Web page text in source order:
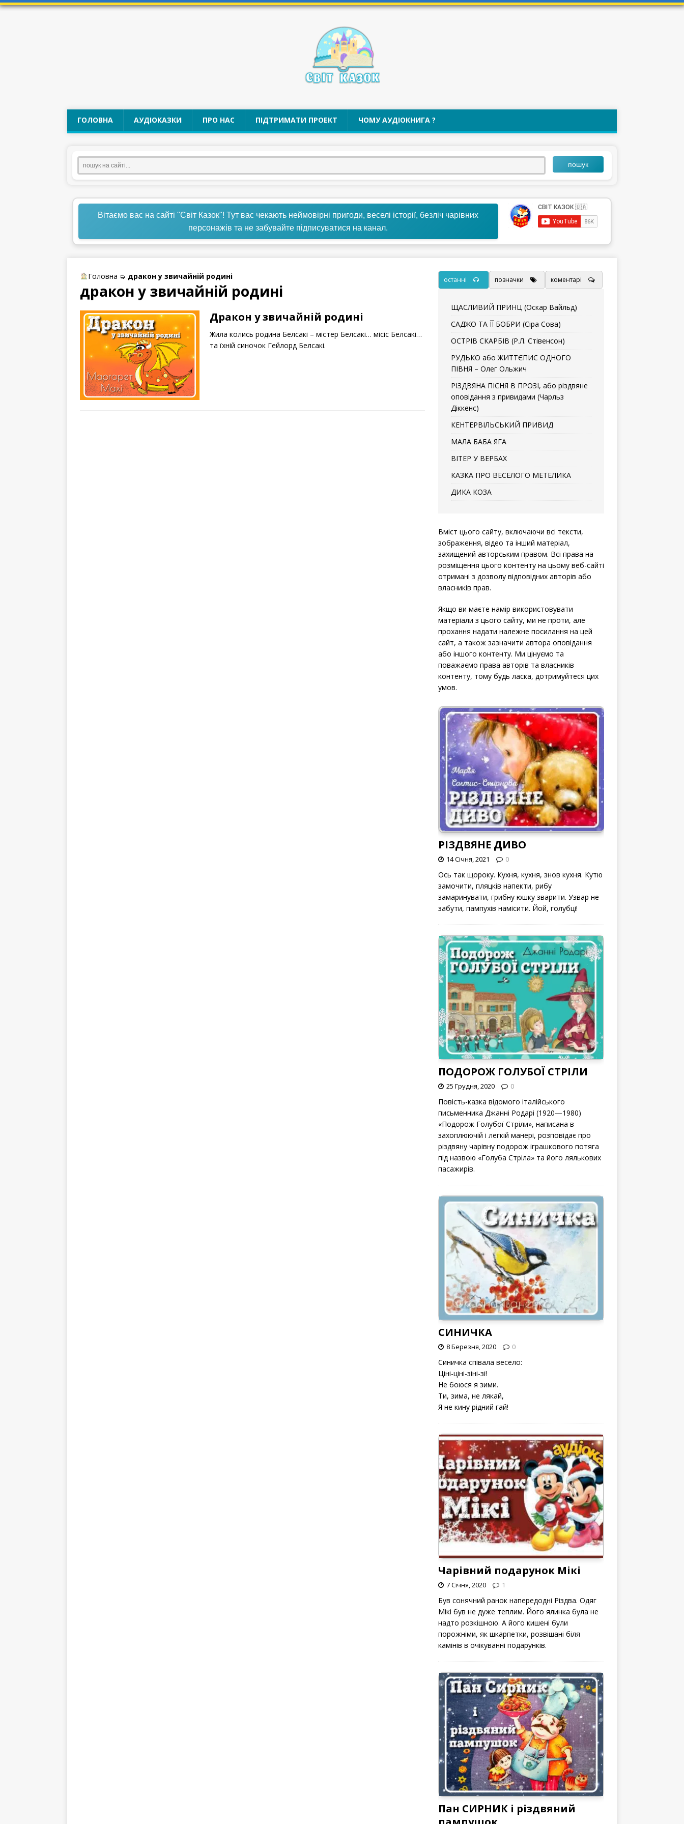
ГОЛОВНА АУДІОКАЗКИ ПРО НАС ПІДТРИМАТИ ПРОЕКТ ЧОМУ АУДІОКНИГА ?
пошук
Вітаємо вас на сайті "Світ Казок"! Тут вас чекають неймовірні пригоди, веселі історії, безліч чарівних
персонажів та не забувайте підписуватися на канал.
Головна ➭ дракон у звичайній родині
дракон у звичайній родині
Дракон у звичайній родині
Жила колись родина Белсакі – містер Белсакі… місіс Белсакі…
та їхній синочок Гейлорд Белсакі.
останні позначки коментарі
ЩАСЛИВИЙ ПРИНЦ (Оскар Вайльд)
САДЖО ТА ЇЇ БОБРИ (Сіра Сова)
ОСТРІВ СКАРБІВ (Р.Л. Стівенсон)
РУДЬКО або ЖИТТЄПИС ОДНОГО
ПІВНЯ – Олег Ольжич
РІЗДВЯНА ПІСНЯ В ПРОЗІ, або різдвяне
оповідання з привидами (Чарльз
Діккенс)
КЕНТЕРВІЛЬСЬКИЙ ПРИВИД
МАЛА БАБА ЯГА
ВІТЕР У ВЕРБАХ
КАЗКА ПРО ВЕСЕЛОГО МЕТЕЛИКА
ДИКА КОЗА
Вміст цього сайту, включаючи всі тексти,
зображення, відео та інший матеріал,
захищений авторським правом. Всі права на
розміщення цього контенту на цьому веб-сайті
отримані з дозволу відповідних авторів або
власників прав.
Якщо ви маєте намір використовувати
матеріали з цього сайту, ми не проти, але
прохання надати належне посилання на цей
сайт, а також зазначити автора оповідання
або іншого контенту. Ми цінуємо та
поважаємо права авторів та власників
контенту, тому будь ласка, дотримуйтеся цих
умов.
РІЗДВЯНЕ ДИВО
14 Січня, 2021 0
Ось так щороку. Кухня, кухня, знов кухня. Кутю
замочити, пляцків напекти, рибу
замаринувати, грибну юшку зварити. Узвар не
забути, пампухів намісити. Йой, голубці!
ПОДОРОЖ ГОЛУБОЇ СТРІЛИ
25 Грудня, 2020 0
Повість-казка відомого італійського
письменника Джанні Родарі (1920—1980)
«Подорож Голубої Стріли», написана в
захоплюючій і легкій манері, розповідає про
різдвяну чарівну подорож іграшкового потяга
під назвою «Голуба Стріла» та його лялькових
пасажирів.
СИНИЧКА
8 Березня, 2020 0
Синичка співала весело:
Ціні-ціні-зіні-зі!
Не боюся я зими.
Ти, зима, не лякай,
Я не кину рідний гай!
Чарівний подарунок Мікі
7 Січня, 2020 1
Був сонячний ранок напередодні Різдва. Одяг
Мікі був не дуже теплим. Його ялинка була не
надто розкішною. А його кишені були
порожніми, як шкарпетки, розвішані біля
камінів в очікуванні подарунків.
Пан СИРНИК і різдвяний